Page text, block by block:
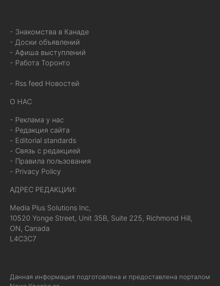
- Знакомства в Канаде
- Доски объявлений
- Афиша выступлений
- Работа Торонто
- Rss feed Новостей
О НАС
- Реклама у нас
- Редакция сайта
- Editorial standards
- Связь с редакцией
- Правила пользования
- Privacy Policy
АДРЕС РЕДАКЦИИ:
Media Plus Solutions Inc,
10520 Yonge Street, Unit 35B, Suite 225, Richmond Hill,
ON, Canada
L4C3C7
Данная информация подготовлена и предоставлена порталом